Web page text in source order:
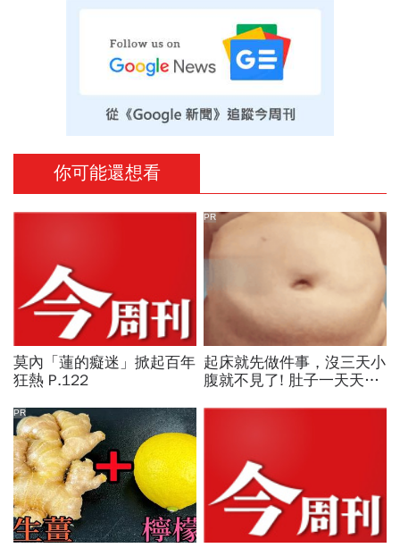
你可能還想看
莫內「蓮的癡迷」掀起百年
狂熱 P.122
起床就先做件事，沒三天小
腹就不見了! 肚子一天天變
PR
PR